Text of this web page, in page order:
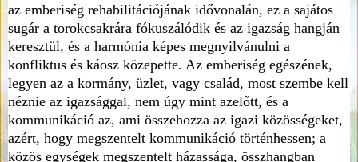
az emberiség rehabilitációjának idővonalán, ez a sajátos
sugár a torokcsakrára fókuszálódik és az igazság hangján
keresztül, és a harmónia képes megnyilvánulni a
konfliktus és káosz közepette. Az emberiség egészének,
legyen az a kormány, üzlet, vagy család, most szembe kell
néznie az igazsággal, nem úgy mint azelőtt, és a
kommunikáció az, ami összehozza az igazi közösségeket,
azért, hogy megszentelt kommunikáció történhessen; a
közös egységek megszentelt házassága, összhangban